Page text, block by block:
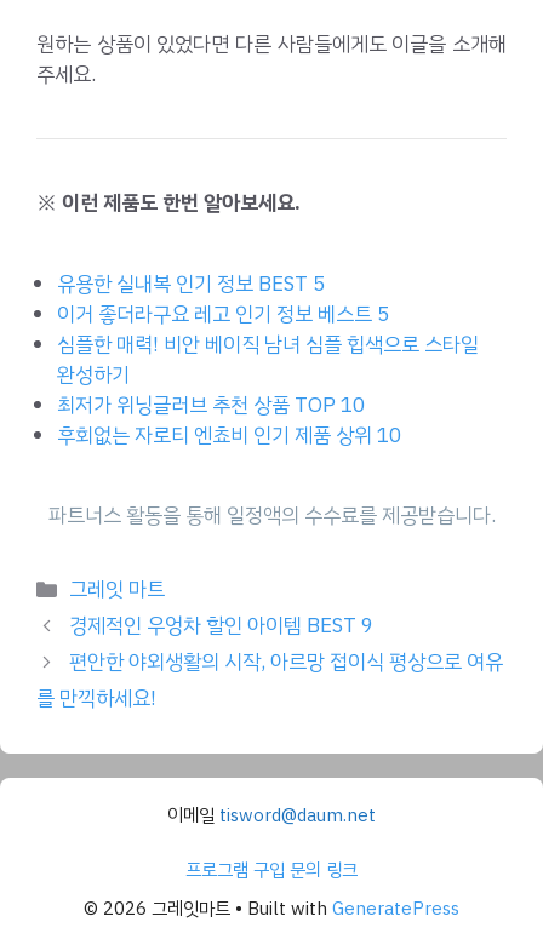
원하는 상품이 있었다면 다른 사람들에게도 이글을 소개해
주세요.
※ 이런 제품도 한번 알아보세요.
유용한 실내복 인기 정보 BEST 5
이거 좋더라구요 레고 인기 정보 베스트 5
심플한 매력! 비안 베이직 남녀 심플 힙색으로 스타일
완성하기
최저가 위닝글러브 추천 상품 TOP 10
후회없는 자로티 엔쵸비 인기 제품 상위 10
Categories
그레잇 마트
경제적인 우엉차 할인 아이템 BEST 9
편안한 야외생활의 시작, 아르망 접이식 평상으로 여유
를 만끽하세요!
이메일 tisword@daum.net
프로그램 구입 문의 링크
© 2026 그레잇마트 • Built with GeneratePress